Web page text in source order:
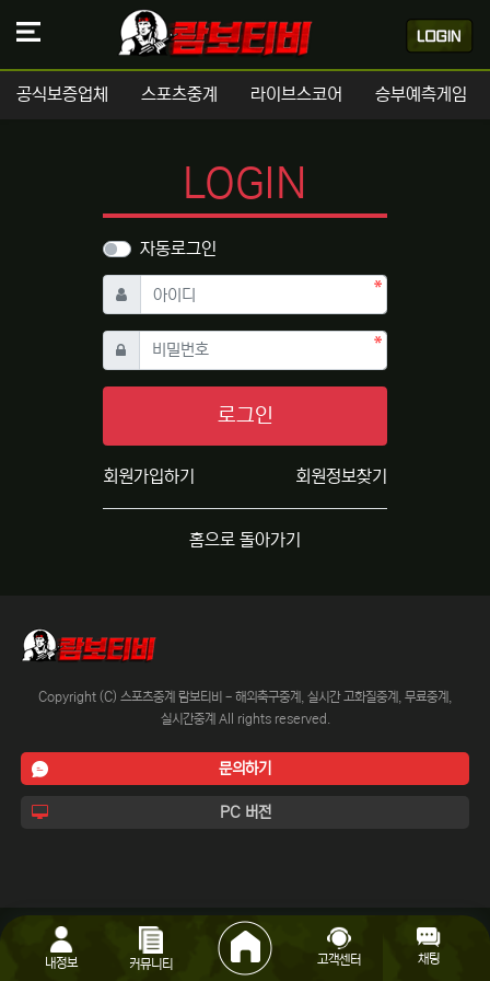
공식보증업체 스포츠중계 라이브스코어 승부예측게임
LOGIN
자동로그인
아이디 필수
비밀번호필수
로그인
회원가입하기 회원정보찾기
홈으로 돌아가기
Copyright (C) 스포츠중계 람보티비 - 해외축구중계, 실시간 고화질중계, 무료중계,
실시간중계 All rights reserved.
문의하기
PC 버전
내정보 커뮤니티 고객센터 채팅